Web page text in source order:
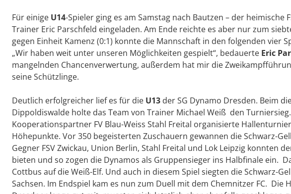
Für einige U14-Spieler ging es am Samstag nach Bautzen – der heimische
Trainer Eric Parschfeld eingeladen. Am Ende reichte es aber nur zum
gegen Einheit Kamenz (0:1) konnte die Mannschaft in den folgenden vier
„Wir haben weit unter unseren Möglichkeiten gespielt“, bedauerte Eric
mangelnden Chancenverwertung, außerdem hat mir die
seine Schützlinge.
Deutlich erfolgreicher lief es für die U13 der SG Dynamo Dresden. Beim
Dippoldiswalde holte das Team von Trainer Michael Weiß den
Kooperationspartner FV Blau-Weiss Stahl Freital organisierte
Höhepunkte. Vor 350 begeisterten Zuschauern gewannen die Schwarz-
Gegner FSV Zwickau, Union Berlin, Stahl Freital und Lok Leipzig konnten
bieten und so zogen die Dynamos als Gruppensieger ins Halbfinale ein.
Cottbus auf die Weiß-Elf. Und auch in diesem Spiel siegten die Schwarz-
Sachsen. Im Endspiel kam es nun zum Duell mit dem Chemnitzer FC. Die